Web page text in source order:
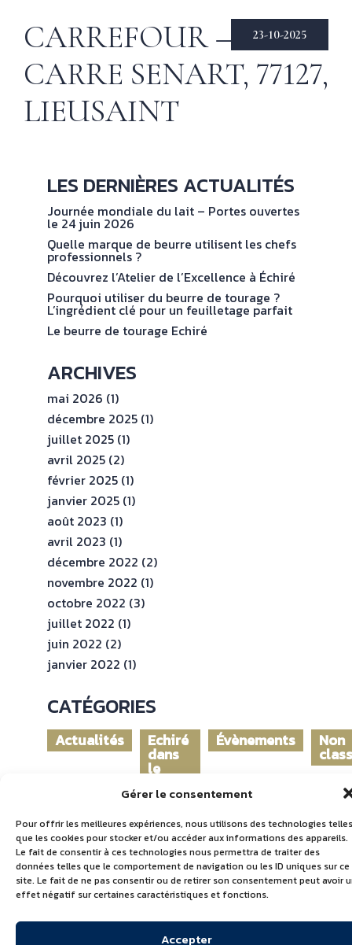
Gérer le consentement
Pour offrir les meilleures expériences, nous utilisons des technologies telles
que les cookies pour stocker et/ou accéder aux informations des appareils.
Le fait de consentir à ces technologies nous permettra de traiter des
données telles que le comportement de navigation ou les ID uniques sur ce
site. Le fait de ne pas consentir ou de retirer son consentement peut avoir
effet négatif sur certaines caractéristiques et fonctions.
Accepter
ÉCHIRÉ
NOS PRODUITS
D’EXCELLENCE
LE BEURRE
CHARENTES-
RECETTES
& INSPIRATIONS
NOS
ENGAGEMENTS
ESPACE
PROFESSIONNEL
23-10-2025
CARREFOUR — CC
CARRE SENART, 77127,
LIEUSAINT
LES DERNIÈRES ACTUALITÉS
Journée mondiale du lait – Portes ouvertes
le 24 juin 2026
Quelle marque de beurre utilisent les chefs
professionnels ?
Découvrez l’Atelier de l’Excellence à Échiré
Pourquoi utiliser du beurre de tourage ?
L’ingrédient clé pour un feuilletage parfait
Le beurre de tourage Echiré
ARCHIVES
mai 2026 (1)
décembre 2025 (1)
juillet 2025 (1)
avril 2025 (2)
février 2025 (1)
janvier 2025 (1)
août 2023 (1)
avril 2023 (1)
décembre 2022 (2)
novembre 2022 (1)
octobre 2022 (3)
juillet 2022 (1)
juin 2022 (2)
janvier 2022 (1)
CATÉGORIES
Actualités Echiré
dans
le
Évènements Non